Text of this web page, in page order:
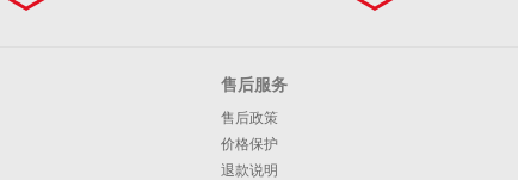
售后服务
售后政策
价格保护
退款说明